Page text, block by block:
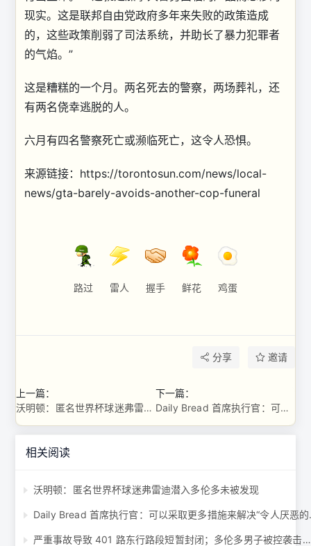
现实。这是联邦自由党政府多年来失败的政策造成
的，这些政策削弱了司法系统，并助长了暴力犯罪者
的气焰。”
这是糟糕的一个月。两名死去的警察，两场葬礼，还
有两名侥幸逃脱的人。
六月有四名警察死亡或濒临死亡，这令人恐惧。
来源链接：https://torontosun.com/news/local-
news/gta-barely-avoids-another-cop-funeral
路过 雷人 握手 鲜花 鸡蛋
分享 邀请
上一篇：
沃明顿：匿名世界杯球迷弗雷迪潜入多伦多未被发现
下一篇：
Daily Bread 首席执行官：可以采取更多措施来解决“令人厌恶的”食品银行使用率问题 ...
相关阅读
沃明顿：匿名世界杯球迷弗雷迪潜入多伦多未被发现
Daily
严重事故导致 401 路东行路段短暂封闭；多伦多男子被控袭击、抢劫 ...